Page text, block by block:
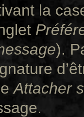
la
).
Attacher